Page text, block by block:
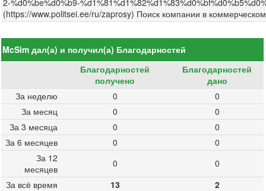
(https://www.politsei.ee/ru/zaprosy) Поиск компании в
McSim дал(а) и получил(а) Благодарностей
Благодарностей
получено
Благодарностей
дано
За неделю
0
0
За месяц
0
0
За 3 месяца
0
0
За 6 месяцев
0
0
За 12
месяцев
0
0
За всё время
13 2